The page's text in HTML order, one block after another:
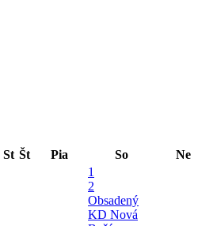
St Št Pia So Ne
1
2
Obsadený
KD Nová